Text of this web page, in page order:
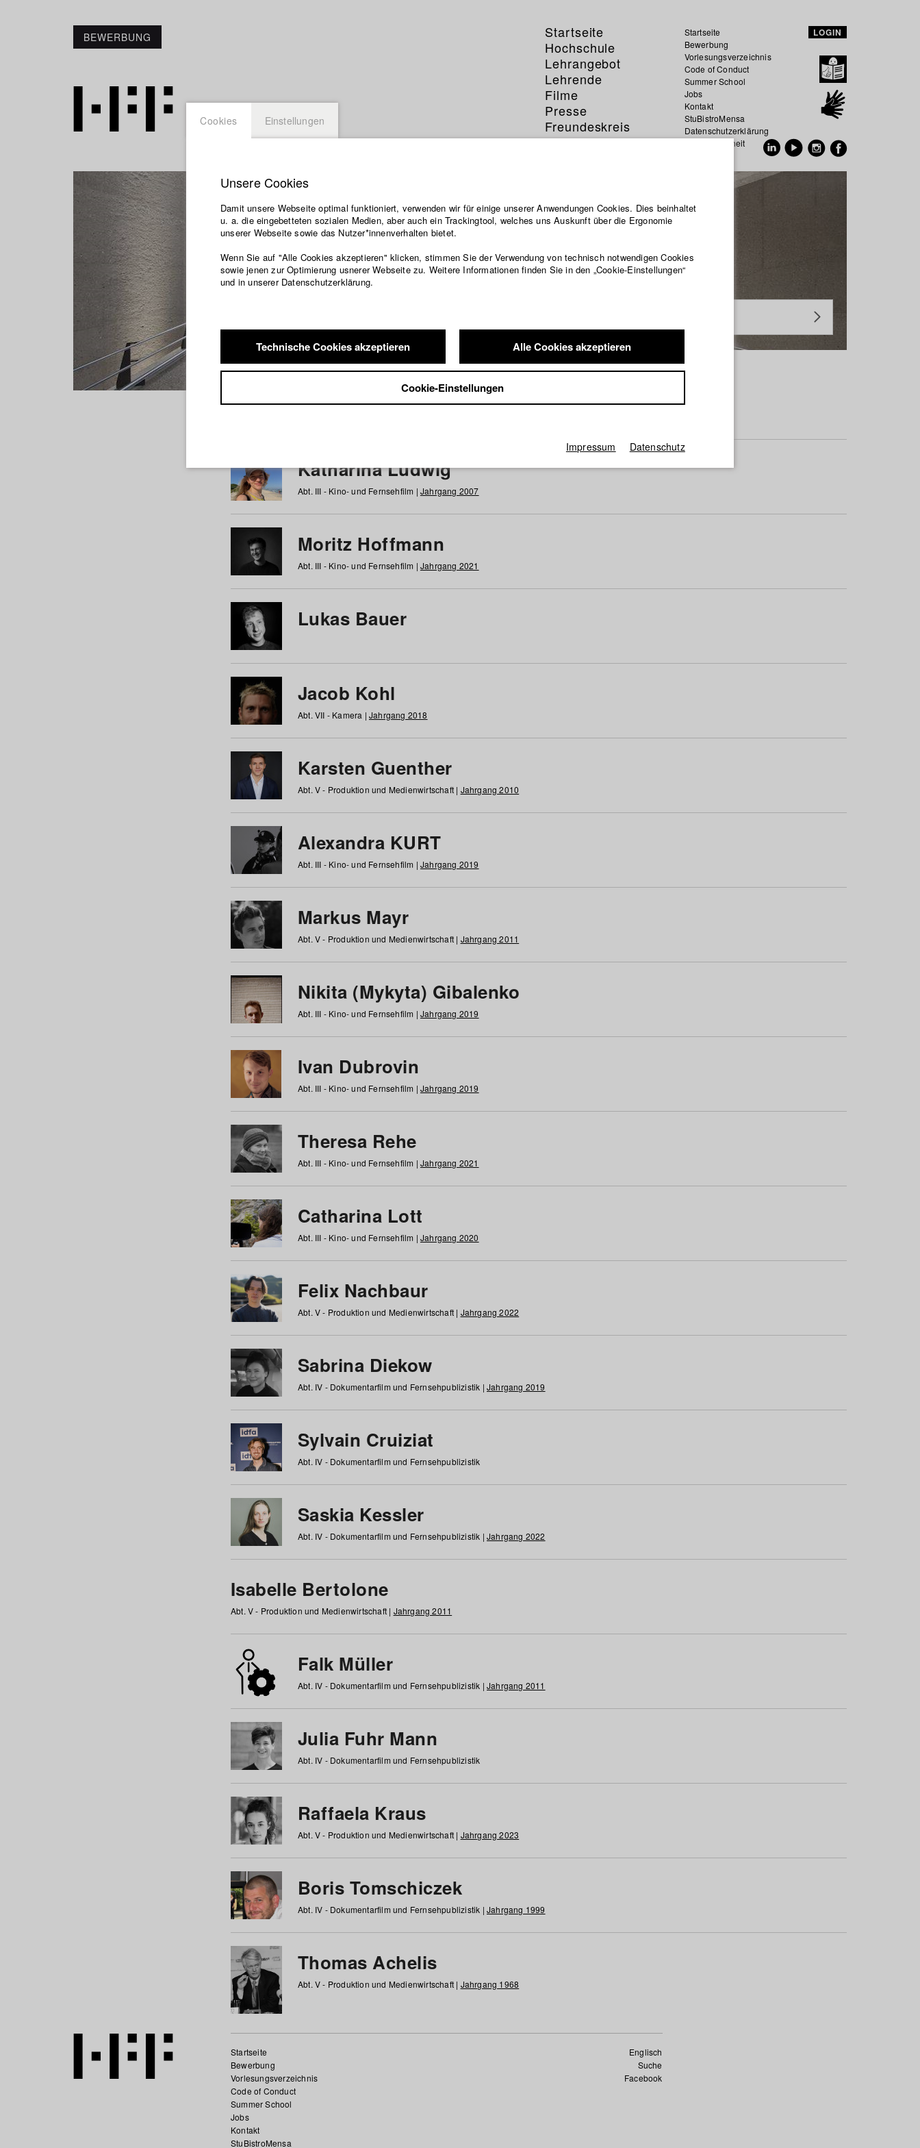
BEWERBUNG
Startseite
Hochschule
Lehrangebot
Lehrende
Filme
Presse
Freundeskreis
Service
Startseite
Bewerbung
Vorlesungsverzeichnis
Code of Conduct
Summer School
Jobs
Kontakt
StuBistroMensa
Datenschutzerklärung
Datensicherheit
LOGIN
Studierende / Alumni
a b c d e f g h i j k l m n o p q r s t u v w x y z Alle
Katharina Ludwig
Abt. III - Kino- und Fernsehfilm | Jahrgang 2007
Moritz Hoffmann
Abt. III - Kino- und Fernsehfilm | Jahrgang 2021
Lukas Bauer
Jacob Kohl
Abt. VII - Kamera | Jahrgang 2018
Karsten Guenther
Abt. V - Produktion und Medienwirtschaft | Jahrgang 2010
Alexandra KURT
Abt. III - Kino- und Fernsehfilm | Jahrgang 2019
Markus Mayr
Abt. V - Produktion und Medienwirtschaft | Jahrgang 2011
Nikita (Mykyta) Gibalenko
Abt. III - Kino- und Fernsehfilm | Jahrgang 2019
Ivan Dubrovin
Abt. III - Kino- und Fernsehfilm | Jahrgang 2019
Theresa Rehe
Abt. III - Kino- und Fernsehfilm | Jahrgang 2021
Catharina Lott
Abt. III - Kino- und Fernsehfilm | Jahrgang 2020
Felix Nachbaur
Abt. V - Produktion und Medienwirtschaft | Jahrgang 2022
Sabrina Diekow
Abt. IV - Dokumentarfilm und Fernsehpublizistik | Jahrgang 2019
Sylvain Cruiziat
Abt. IV - Dokumentarfilm und Fernsehpublizistik
Saskia Kessler
Abt. IV - Dokumentarfilm und Fernsehpublizistik | Jahrgang 2022
Isabelle Bertolone
Abt. V - Produktion und Medienwirtschaft | Jahrgang 2011
Falk Müller
Abt. IV - Dokumentarfilm und Fernsehpublizistik | Jahrgang 2011
Julia Fuhr Mann
Abt. IV - Dokumentarfilm und Fernsehpublizistik
Raffaela Kraus
Abt. V - Produktion und Medienwirtschaft | Jahrgang 2023
Boris Tomschiczek
Abt. IV - Dokumentarfilm und Fernsehpublizistik | Jahrgang 1999
Thomas Achelis
Abt. V - Produktion und Medienwirtschaft | Jahrgang 1968
Englisch
Suche
Facebook
Startseite
Bewerbung
Vorlesungsverzeichnis
Code of Conduct
Summer School
Jobs
Kontakt
StuBistroMensa
Cookies Einstellungen
Unsere Cookies
Damit unsere Webseite optimal funktioniert, verwenden wir für einige unserer Anwendungen Cookies. Dies beinhaltet
u. a. die eingebetteten sozialen Medien, aber auch ein Trackingtool, welches uns Auskunft über die Ergonomie
unserer Webseite sowie das Nutzer*innenverhalten bietet.
Wenn Sie auf "Alle Cookies akzeptieren" klicken, stimmen Sie der Verwendung von technisch notwendigen Cookies
sowie jenen zur Optimierung usnerer Webseite zu. Weitere Informationen finden Sie in den „Cookie-Einstellungen“
und in unserer Datenschutzerklärung.
Technische Cookies akzeptieren Alle Cookies akzeptieren
Cookie-Einstellungen
Impressum Datenschutz